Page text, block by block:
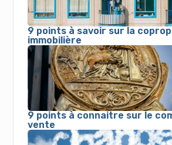
9 points à savoir sur la
immobilière
9 points à connaitre sur le
vente